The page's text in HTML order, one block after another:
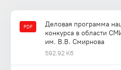
PDF
Деловая программа
конкурса в области
им. В.В. Смирнова
592.92 Кб